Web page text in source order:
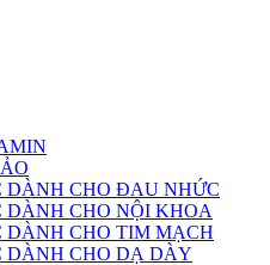
DÀNH CHO ĐAU NHỨC
DÀNH CHO NỘI KHOA
DÀNH CHO TIM MẠCH
DÀNH CHO DẠ DÀY